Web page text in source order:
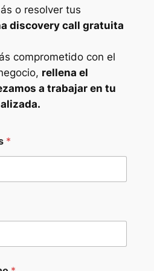
o resolver tus
discovery call gratuita
comprometido con el
rellena el
a trabajar en tu
*